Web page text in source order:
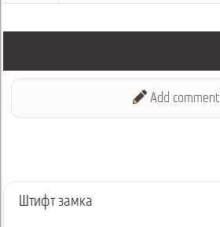
Add comment
Штифт замка